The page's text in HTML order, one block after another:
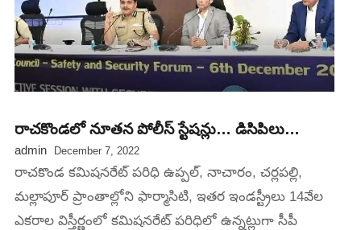
రాచకొండలో నూతన పోలీస్ స్టేషన్లు… డిసిపిలు…
admin December 7, 2022
రాచకొండ కమిషనరేట్ పరిధి ఉప్పల్, నాచారం, చర్లపల్లి,
మల్లాపూర్ ప్రాంతాల్లోని ఫార్మాసిటి, ఇతర ఇండస్ట్రీలు 14వేల
ఎకరాల విస్తీర్ణంలో కమిషనరేట్ పరిధిలో ఉన్నట్లుగా సీపీ